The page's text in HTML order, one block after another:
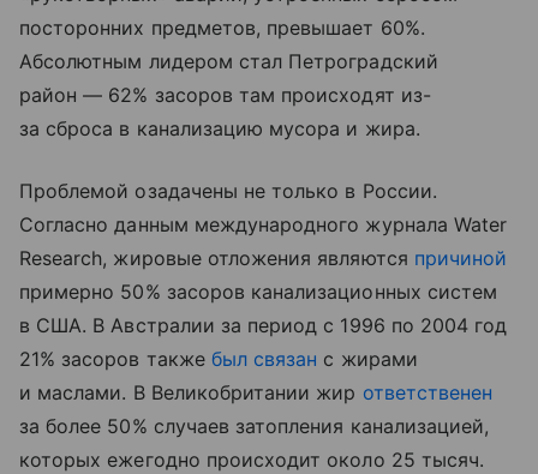
посторонних предметов, превышает 60%.
Абсолютным лидером стал Петроградский
район — 62% засоров там происходят из-
за сброса в канализацию мусора и жира.
Проблемой озадачены не только в России.
Согласно данным международного журнала Water
Research, жировые отложения являются причиной
примерно 50% засоров канализационных систем
в США. В Австралии за период с 1996 по 2004 год
21% засоров также был связан с жирами
и маслами. В Великобритании жир ответственен
за более 50% случаев затопления канализацией,
которых ежегодно происходит около 25 тысяч.